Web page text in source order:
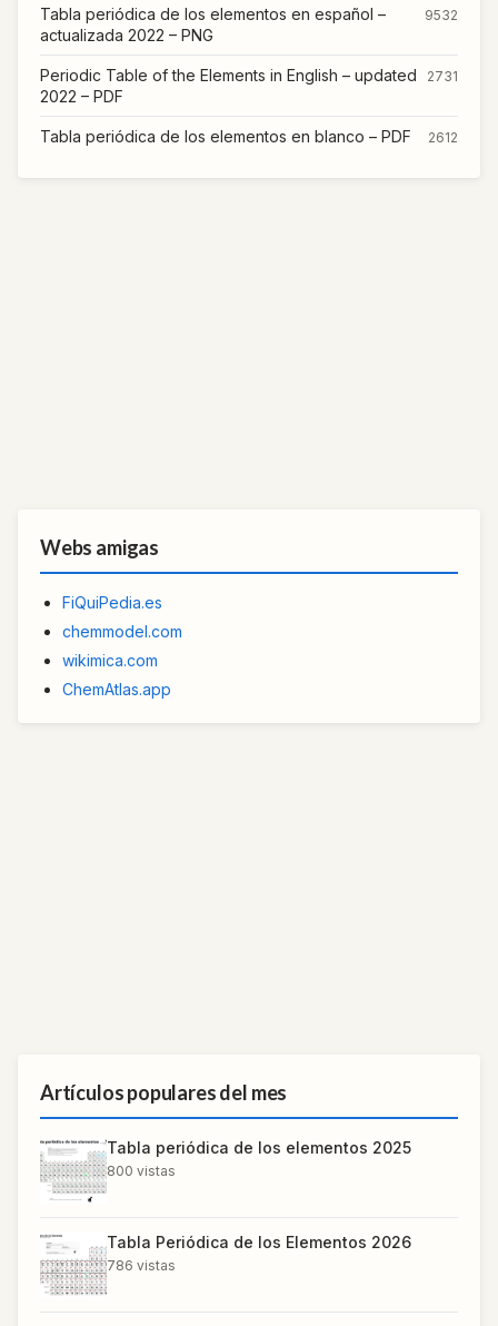
Tabla periódica de los elementos en español –
actualizada 2022 – PNG
9532
Periodic Table of the Elements in English – updated
2022 – PDF
2731
Tabla periódica de los elementos en blanco – PDF 2612
Webs amigas
FiQuiPedia.es
chemmodel.com
wikimica.com
ChemAtlas.app
Artículos populares del mes
Tabla periódica de los elementos 2025
800 vistas
Tabla Periódica de los Elementos 2026
786 vistas